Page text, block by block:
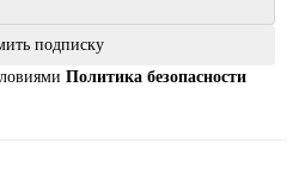
подписку
Политика безопасности